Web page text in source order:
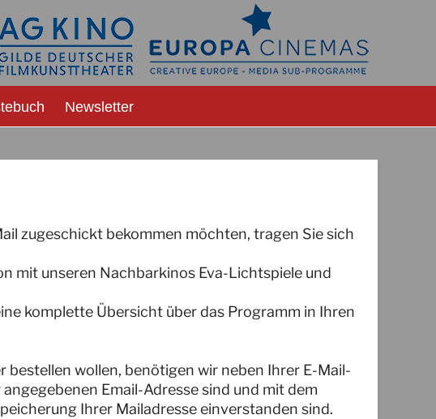
Newsletter
zugeschickt bekommen möchten, tragen Sie sich
mit unseren Nachbarkinos Eva-Lichtspiele und
komplette Übersicht über das Programm in Ihren
wollen, benötigen wir neben Ihrer E-Mail-
Email-Adresse sind und mit dem
Ihrer Mailadresse einverstanden sind.